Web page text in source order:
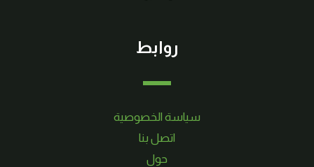
روابط
سياسة الخصوصية
اتصل بنا
حول